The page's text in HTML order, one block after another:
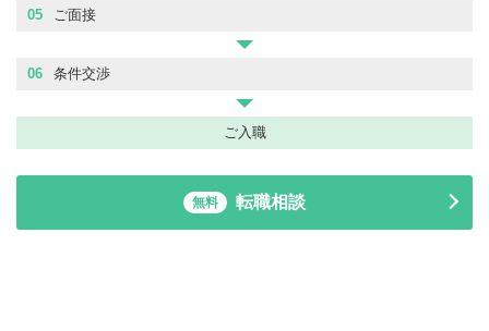
05 ご面接
06 条件交渉
ご入職
無料 転職相談